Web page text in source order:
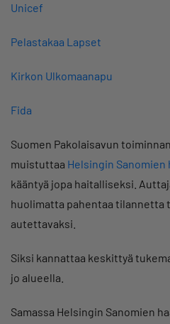
Unicef
Pelastakaa Lapset
Kirkon Ulkomaanapu
Fida
Suomen Pakolaisavun
muistuttaa Helsingin
kääntyä jopa haitalliseksi.
huolimatta pahentaa tilannetta
autettavaksi.
Siksi kannattaa keskittyä
jo alueella.
Samassa Helsingin Sanomien